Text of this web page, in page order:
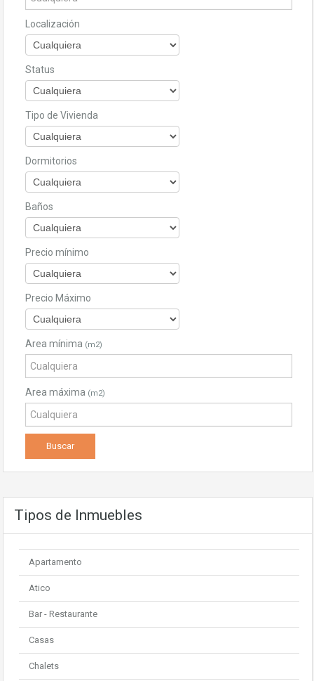
Localización
Status
Tipo de Vivienda
Dormitorios
Baños
Precio mínimo
Precio Máximo
Area mínima (m2)
Area máxima (m2)
Tipos de Inmuebles
Apartamento
Atico
Bar - Restaurante
Casas
Chalets